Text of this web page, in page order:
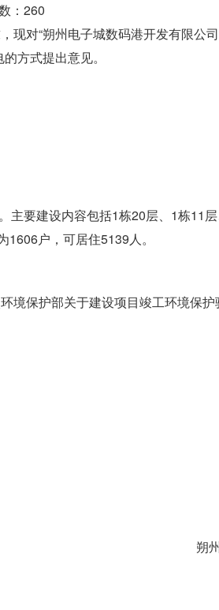
： 260
对“朔州电子城数码港开发有限公
方式提出意见。
要建设内容包括1栋20层、1栋11
户，可居住5139人。
境保护部关于建设项目竣工环境保
朔州电子